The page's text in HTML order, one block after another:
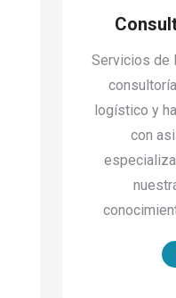
Servicios de
logístico y
con